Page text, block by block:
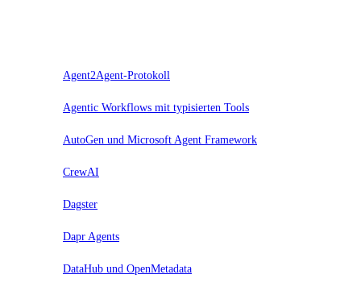
Agent2Agent-Protokoll
Agentic Workflows mit typisierten Tools
AutoGen und Microsoft Agent Framework
CrewAI
Dagster
Dapr Agents
DataHub und OpenMetadata